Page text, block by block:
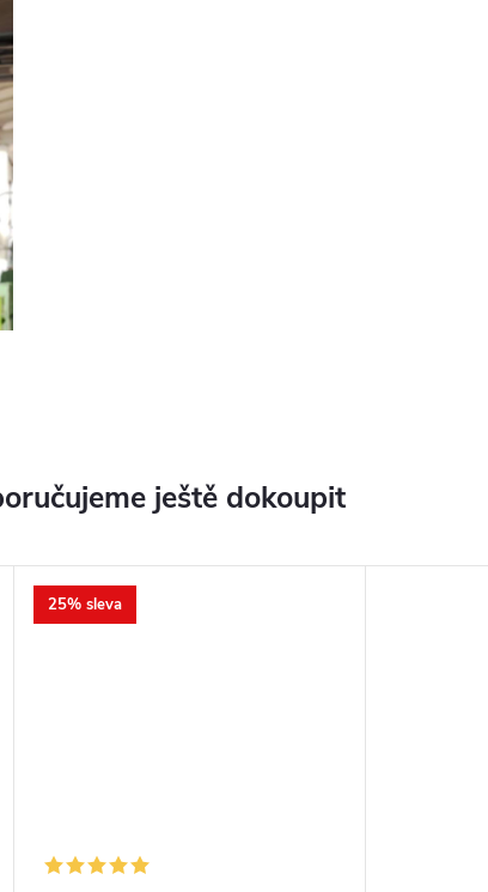
ještě dokoupit
25% sleva